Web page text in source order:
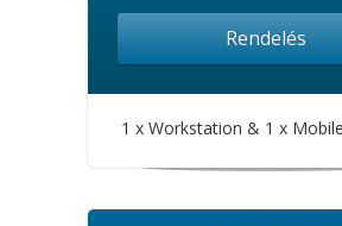
Rendelés
1 x Workstation & 1 x